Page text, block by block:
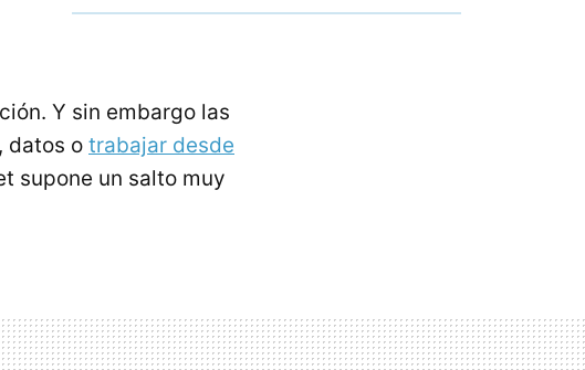
Y sin embargo las
datos o trabajar desde
supone un salto muy